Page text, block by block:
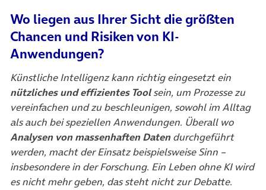
Wo liegen aus Ihrer Sicht die größten
Chancen und Risiken von KI-
Anwendungen?
Künstliche Intelligenz kann richtig eingesetzt ein
nützliches und effizientes Toolsein, um Prozesse zu
vereinfachen und zu beschleunigen, sowohl im Alltag
als auch bei speziellen Anwendungen. Überall wo
Analysen von massenhaften Datendurchgeführt
werden, macht der Einsatz beispielsweise Sinn –
insbesondere in der Forschung. Ein Leben ohne KI wird
es nicht mehr geben, das steht nicht zur Debatte.